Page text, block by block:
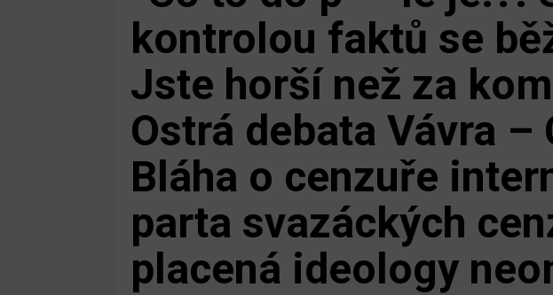
kontrolou faktů se
Jste horší než za
Ostrá debata Vávra –
Bláha o cenzuře
parta svazáckých
placená ideology